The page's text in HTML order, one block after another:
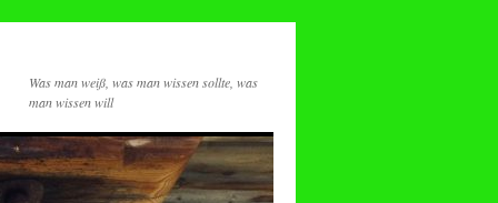
Was man weiß, was man wissen sollte, was
man wissen will